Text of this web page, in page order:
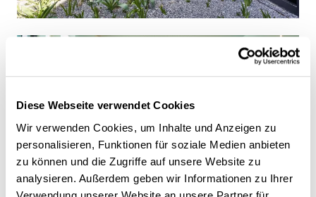
Diese Webseite verwendet Cookies
Wir verwenden Cookies, um Inhalte und Anzeigen zu
personalisieren, Funktionen für soziale Medien anbieten
zu können und die Zugriffe auf unsere Website zu
analysieren. Außerdem geben wir Informationen zu Ihrer